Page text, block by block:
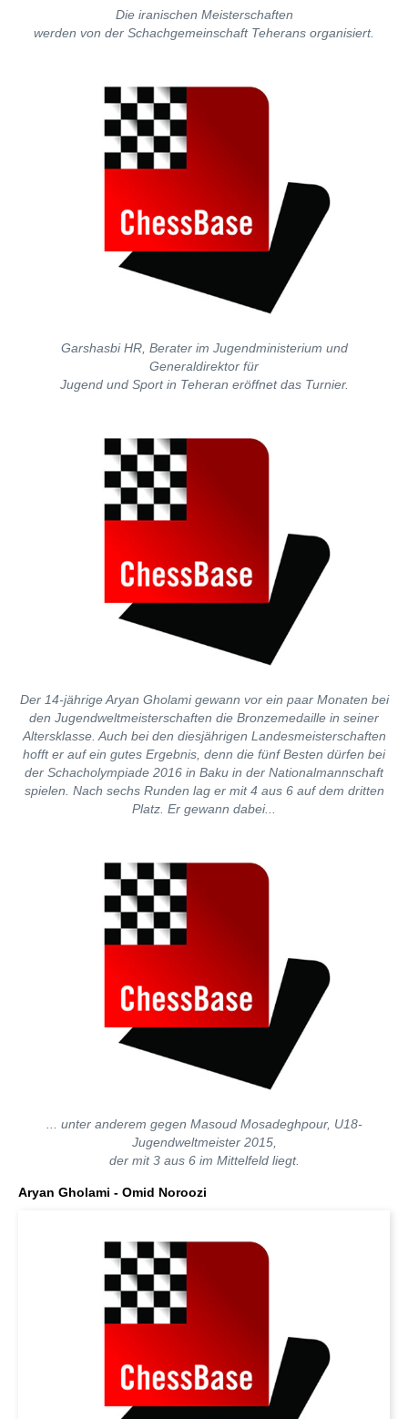
Die iranischen Meisterschaften
werden von der Schachgemeinschaft Teherans organisiert.
Garshasbi HR, Berater im Jugendministerium und
Generaldirektor für
Jugend und Sport in Teheran eröffnet das Turnier.
Der 14-jährige Aryan Gholami gewann vor ein paar Monaten bei
den Jugendweltmeisterschaften die Bronzemedaille in seiner
Altersklasse. Auch bei den diesjährigen Landesmeisterschaften
hofft er auf ein gutes Ergebnis, denn die fünf Besten dürfen bei
der Schacholympiade 2016 in Baku in der Nationalmannschaft
spielen. Nach sechs Runden lag er mit 4 aus 6 auf dem dritten
Platz. Er gewann dabei...
... unter anderem gegen Masoud Mosadeghpour, U18-
Jugendweltmeister 2015,
der mit 3 aus 6 im Mittelfeld liegt.
Aryan Gholami - Omid Noroozi